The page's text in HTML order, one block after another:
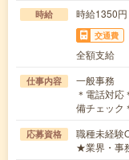
時給 時給1350
交通費
全額支給
仕事内容
一般事務
＊電話対
備チェッ
応募資格
職種未経験
★業界・事